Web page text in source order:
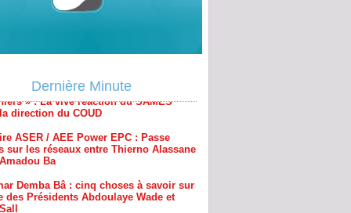
Dernière Minute
lance la 2ᵉ édition du Prix du
» : La vive réaction du SAMES
ASER / AEE Power EPC : Passe
sur les réseaux entre Thierno Alassane
Ba
Demba Bâ : cinq choses à savoir sur
des Présidents Abdoulaye Wade et
de son poste de PCA de la
: Habib Sy répond à Moustapha Dieng